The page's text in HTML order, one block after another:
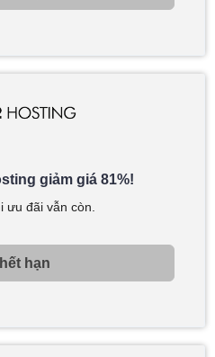
giảm giá 81%!
ưu đãi vẫn còn.
hạn